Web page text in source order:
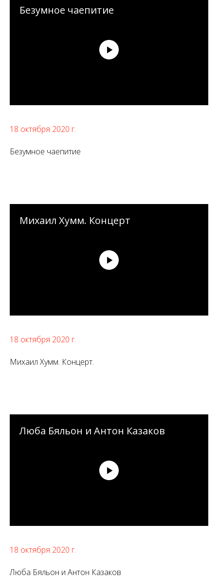
Безумное чаепитие
18 октября 2020 г.
Безумное чаепитие
Михаил Хумм. Концерт
18 октября 2020 г.
Михаил Хумм. Концерт.
Люба Бяльон и Антон Казаков
18 октября 2020 г.
Люба Бяльон и Антон Казаков